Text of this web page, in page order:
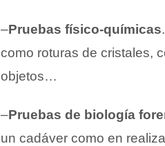
–Pruebas físico-químicas
como roturas de cristales,
objetos…
–Pruebas de biología
un cadáver como en